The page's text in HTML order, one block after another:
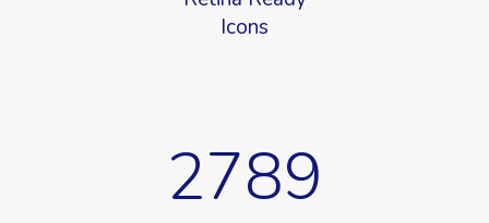
Icons
2789